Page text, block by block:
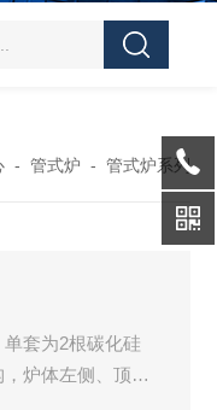
泥湿法粉碎胶体磨 超细粉
- 管式炉 - 管式炉系列
套为2根碳化硅
炉体左侧、顶侧